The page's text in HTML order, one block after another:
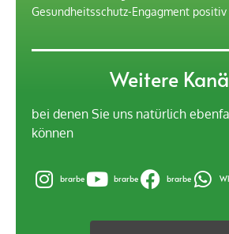
Gesundheitsschutz-Engagment
Weitere
bei denen Sie uns natürlich
können
brarbe brarbe brarbe